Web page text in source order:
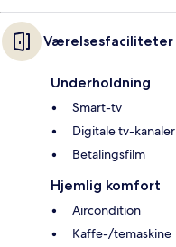
Værelsesfaciliteter
Underholdning
Smart-tv
Digitale tv-kanaler
Betalingsfilm
Hjemlig komfort
Aircondition
Kaffe-/temaskine